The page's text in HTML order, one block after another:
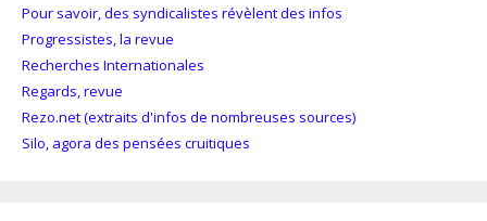
Pour savoir, des syndicalistes révèlent des infos
Progressistes, la revue
Recherches Internationales
Regards, revue
Rezo.net (extraits d'infos de nombreuses sources)
Silo, agora des pensées cruitiques